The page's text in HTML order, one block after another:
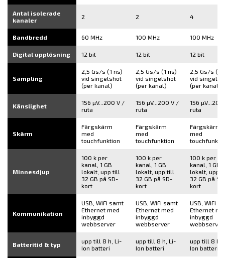
Antal isolerade
kanaler
2 2 4
Bandbredd 60 MHz 100 MHz 100 MHz
Digital upplösning 12 bit 12 bit 12 bit
Sampling
2,5 Gs/s (1 ns)
vid singelshot
(per kanal)
2,5 Gs/s (1 ns)
vid singelshot
(per kanal)
2,5 Gs/s (1
vid
(per kanal)
Känslighet
156 µV...200 V /
ruta
156 µV...200 V /
ruta
156
ruta
Skärm
Färgskärm
med
touchfunktion
Färgskärm
med
touchfunktion
Färgskärm
med
Minnesdjup
100 k per
kanal, 1 GB
lokalt, upp till
32 GB på SD-
kort
100 k per
kanal, 1 GB
lokalt, upp till
32 GB på SD-
kort
100 k per
kanal, 1 GB
lokalt, upp
32 GB på
kort
Kommunikation
USB, WiFi samt
Ethernet med
inbyggd
webbserver
USB, WiFi samt
Ethernet med
inbyggd
webbserver
USB, WiFi
Ethernet
inbyggd
webbserver
Batteritid & typ
upp till 8 h, Li-
Ion batteri
upp till 8 h, Li-
Ion batteri
upp till 8 h,
Ion batteri